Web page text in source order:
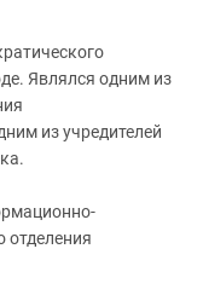
Являлся одним из
из учредителей
отделения